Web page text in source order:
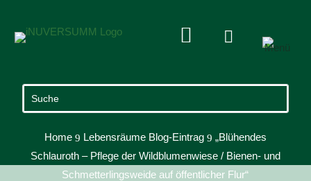
 
Home 9 Lebensräume Blog-Eintrag 9 „Blühendes
Schlauroth – Pflege der Wildblumenwiese / Bienen- und
Schmetterlingsweide auf öffentlicher Flur“